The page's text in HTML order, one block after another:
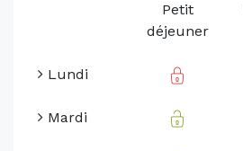
Petit
déjeuner
Lundi
Mardi